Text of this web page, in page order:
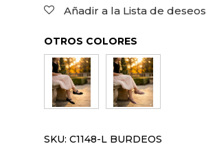
Añadir a la Lista de deseos
OTROS COLORES
SKU: C1148-L BURDEOS